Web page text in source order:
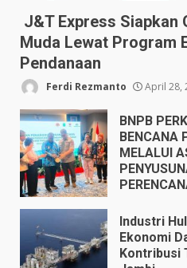
J&T Express Siapkan
Muda Lewat Program
Pendanaan
Ferdi Rezmanto April 28,
BNPB
BENCANA
MELALUI
Industri
Ekonomi
Kontribusi